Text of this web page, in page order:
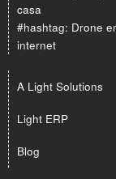
casa
#hashtag: Drone
internet
A Light Solutions
Light ERP
Blog